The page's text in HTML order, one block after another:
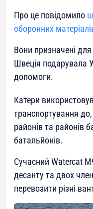
Про це повідомило
оборонних
Вони призначені для
Швеція подарувала
допомоги.
Катери
транспортування
районів та районів
батальйонів.
Сучасний Watercat
десанту та двох
перевозити різні